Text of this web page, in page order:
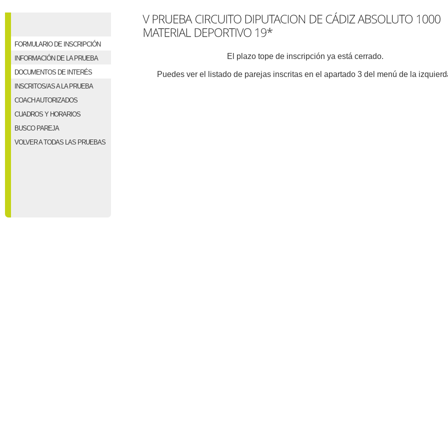
FORMULARIO DE INSCRIPCIÓN
INFORMACIÓN DE LA PRUEBA
DOCUMENTOS DE INTERÉS
INSCRITOS/AS A LA PRUEBA
COACH AUTORIZADOS
CUADROS Y HORARIOS
BUSCO PAREJA
VOLVER A TODAS LAS PRUEBAS
El plazo tope de inscripción ya está cerrado.
Puedes ver el listado de parejas inscritas en el apartado 3 del menú de la